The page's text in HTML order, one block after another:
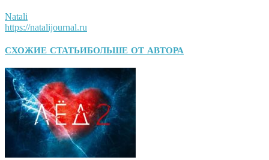
Natali
https://natalijournal.ru
СХОЖИЕ СТАТЬИБОЛЬШЕ ОТ АВТОРА